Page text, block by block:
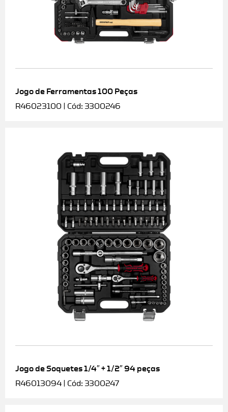
Jogo de Ferramentas 100 Peças
R46023100 | Cód: 3300246
Jogo de Soquetes 1/4″ + 1/2″ 94 peças
R46013094 | Cód: 3300247